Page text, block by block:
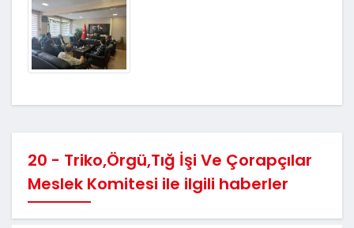
20 - Triko,Örgü,Tığ İşi Ve Çorapçılar
Meslek Komitesi ile ilgili haberler